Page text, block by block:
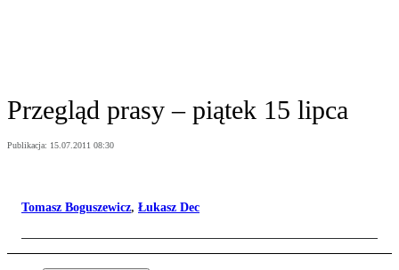
Przegląd prasy – piątek 15 lipca
Publikacja: 15.07.2011 08:30
Tomasz Boguszewicz, Łukasz Dec